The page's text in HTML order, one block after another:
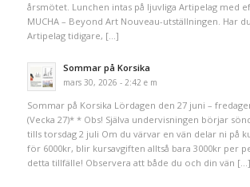
årsmötet. Lunchen intas på ljuvliga Artipelag med
MUCHA – Beyond Art Nouveau-utställningen. Har
Artipelag tidigare, […]
Sommar på Korsika
mars 30, 2026 - 2:42 e m
Sommar på Korsika Lördagen den 27 juni –
(Vecka 27)* * Obs! Själva undervisningen börjar
tills torsdag 2 juli Om du värvar en vän delar ni på
för 6000kr, blir kursavgiften alltså bara 3000kr per
detta tillfälle! Observera att både du och din vän […]